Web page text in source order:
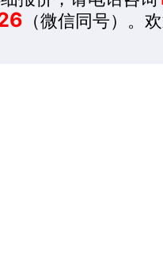
（微信同号）。